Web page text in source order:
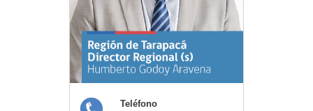
Teléfono